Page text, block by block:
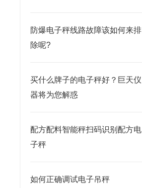
防爆电子秤线路故障该如何来排
除呢?
买什么牌子的电子秤好？巨天仪
器将为您解惑
配方配料智能秤扫码识别配方电
子秤
如何正确调试电子吊秤